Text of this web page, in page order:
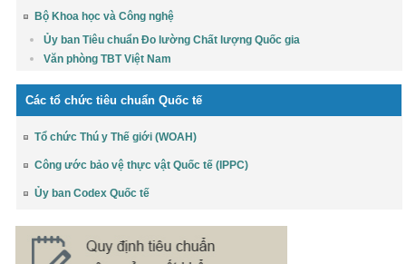
Bộ Khoa học và Công nghệ
Ủy ban Tiêu chuẩn Đo lường Chất lượng Quốc gia
Văn phòng TBT Việt Nam
Các tổ chức tiêu chuẩn Quốc tế
Tổ chức Thú y Thế giới (WOAH)
Công ước bảo vệ thực vật Quốc tế (IPPC)
Ủy ban Codex Quốc tế